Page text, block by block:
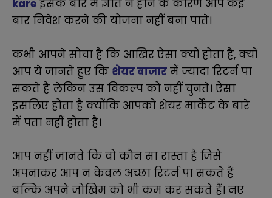
kare इसके बारे में ज्ञात न होने के कारण आप कई
बार निवेश करने की योजना नहीं बना पाते।
कभी आपने सोचा है कि आखिर ऐसा क्यों होता है, क्यों
आप ये जानते हुए कि शेयर बाजार में ज्यादा रिटर्न पा
सकते हैं लेकिन उस विकल्प को नहीं चुनते। ऐसा
इसलिए होता है क्योंकि आपको शेयर मार्केट के बारे
में पता नहीं होता है।
आप नहीं जानते कि वो कौन सा रास्ता है जिसे
अपनाकर आप न केवल अच्छा रिटर्न पा सकते हैं
बल्कि अपने जोखिम को भी कम कर सकते हैं। नए